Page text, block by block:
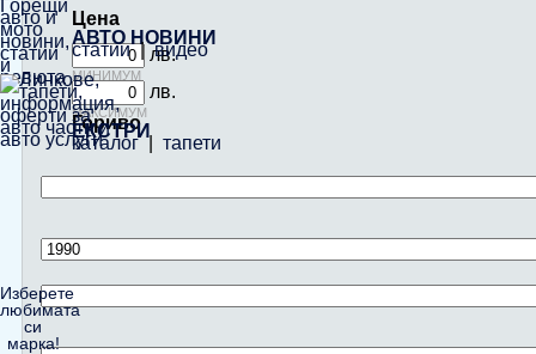
АВТО НОВИНИ
статии|видео
ЕКСТРИ
каталог| тапети
Изберете
любимата
си
марка!
Цена
лв.
минимум
лв.
максимум
Гориво